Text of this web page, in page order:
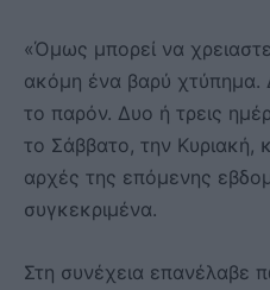
«Όμως μπορεί να
ακόμη ένα βαρύ χτύπημα.
το παρόν. Δυο ή τρεις
το Σάββατο, την Κυριακή,
αρχές της επόμενης
συγκεκριμένα.
Στη συνέχεια επανέλαβε